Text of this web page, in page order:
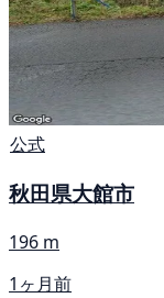
公式
秋田県大館市
196 m
1ヶ月前